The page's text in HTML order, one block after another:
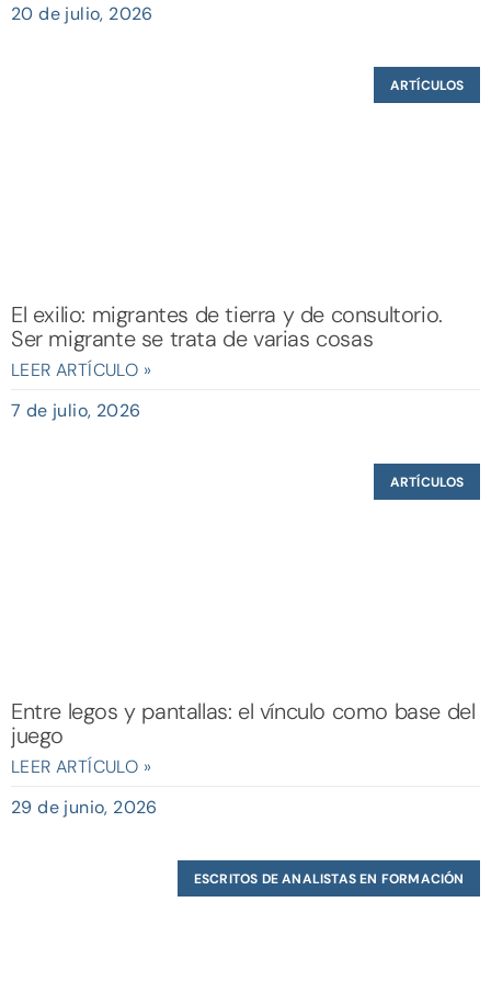
20 de julio, 2026
ARTÍCULOS
El exilio: migrantes de tierra y de consultorio.
Ser migrante se trata de varias cosas
LEER ARTÍCULO »
7 de julio, 2026
ARTÍCULOS
Entre legos y pantallas: el vínculo como base del
juego
LEER ARTÍCULO »
29 de junio, 2026
ESCRITOS DE ANALISTAS EN FORMACIÓN